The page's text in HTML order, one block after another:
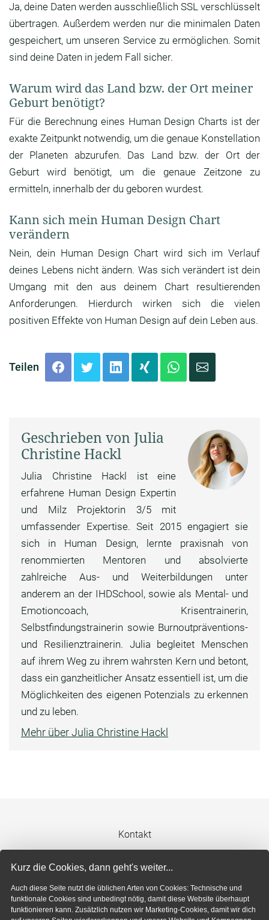
Kurz die Cookies, dann geht's weiter...
Auch diese Seite nutzt die üblichen Arten von Cookies: Technische und
funktionale Cookies sind unbedingt nötig, damit diese Website überhaupt
funktionieren kann. Zusätzlich nutzen wir Marketing-Cookies, damit wir dich
Ja, deine Daten werden ausschließlich SSL verschlüsselt
übertragen. Außerdem werden nur die minimalen Daten
gespeichert, um unseren Service zu ermöglichen. Somit
sind deine Daten in jedem Fall sicher.
Warum wird das Land bzw. der Ort meiner
Geburt benötigt?
Für die Berechnung eines Human Design Charts ist der
exakte Zeitpunkt notwendig, um die genaue Konstellation
der Planeten abzurufen. Das Land bzw. der Ort der
Geburt wird benötigt, um die genaue Zeitzone zu
ermitteln, innerhalb der du geboren wurdest.
Kann sich mein Human Design Chart
verändern
Nein, dein Human Design Chart wird sich im Verlauf
deines Lebens nicht ändern. Was sich verändert ist dein
Umgang mit den aus deinem Chart resultierenden
Anforderungen. Hierdurch wirken sich die vielen
positiven Effekte von Human Design auf dein Leben aus.
Teilen
Geschrieben von Julia
Christine Hackl
Julia Christine Hackl ist eine
erfahrene Human Design Expertin
und Milz Projektorin 3/5 mit
umfassender Expertise. Seit 2015 engagiert sie
sich in Human Design, lernte praxisnah von
renommierten Mentoren und absolvierte
zahlreiche Aus- und Weiterbildungen unter
anderem an der IHDSchool, sowie als Mental- und
Emotioncoach, Krisentrainerin,
Selbstfindungstrainerin sowie Burnoutpräventions-
und Resilienztrainerin. Julia begleitet Menschen
auf ihrem Weg zu ihrem wahrsten Kern und betont,
dass ein ganzheitlicher Ansatz essentiell ist, um die
Möglichkeiten des eigenen Potenzials zu erkennen
und zu leben.
Mehr über Julia Christine Hackl
Kontakt
Impressum
Datenschutzerklärung